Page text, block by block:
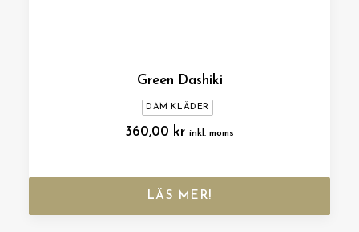
Green Dashiki
DAM KLÄDER
360,00 kr inkl. moms
LÄS MER!